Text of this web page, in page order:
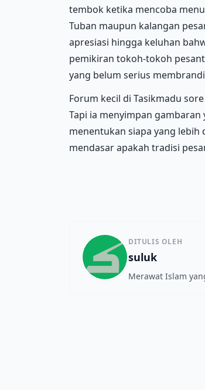
tembok ketika mencoba
Tuban maupun kalangan
apresiasi hingga keluhan
pemikiran tokoh-tokoh
yang belum serius
Forum kecil di Tasikmadu
Tapi ia menyimpan
menentukan siapa yang
mendasar apakah tradisi
DITULIS OLEH
suluk
Merawat Islam